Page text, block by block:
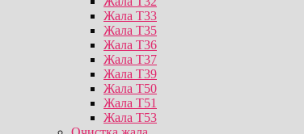
Жала T33
Жала T35
Жала T36
Жала T37
Жала T39
Жала T50
Жала T51
Жала T53